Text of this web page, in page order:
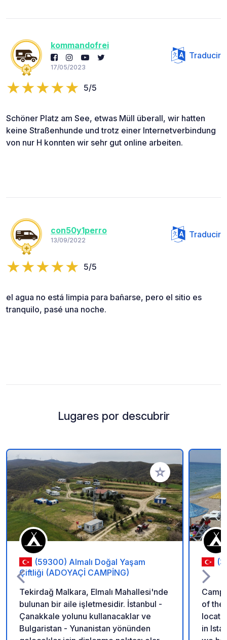
kommandofrei
17/05/2023
Traducir
5/5
Schöner Platz am See, etwas Müll überall, wir hatten
keine Straßenhunde und trotz einer Internetverbindung
von nur H konnten wir sehr gut online arbeiten.
con50y1perro
13/09/2022
Traducir
5/5
el agua no está limpia para bañarse, pero el sitio es
tranquilo, pasé una noche.
Lugares por descubrir
Añadir a tus
(59300) Almalı Doğal Yaşam
Çiftliği (ADOYAÇİ CAMPİNG)
Tekirdağ Malkara, Elmalı Mahallesi'nde
bulunan bir aile işletmesidir. İstanbul -
Çanakkale yolunu kullanacaklar ve
Bulgaristan - Yunanistan yönünden
of the
in